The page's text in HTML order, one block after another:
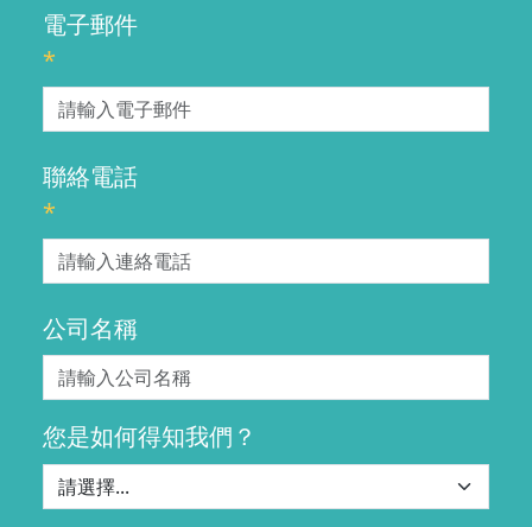
電子郵件
*
聯絡電話
*
公司名稱
您是如何得知我們？